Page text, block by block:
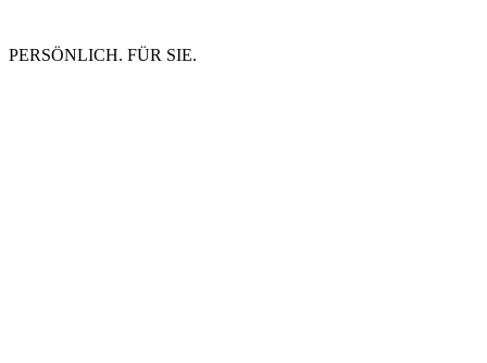
PERSÖNLICH. FÜR SIE.